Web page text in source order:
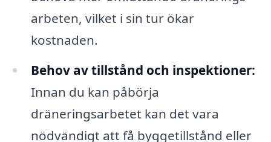
arbeten, vilket i sin tur ökar
kostnaden.
Behov av tillstånd och inspektioner:
Innan du kan påbörja
dräneringsarbetet kan det vara
nödvändigt att få byggetillstånd eller